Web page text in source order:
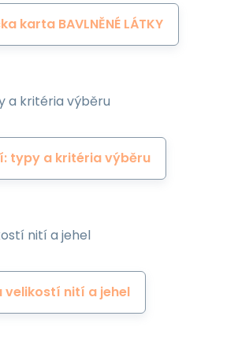
karta BAVLNĚNÉ LÁTKY
a kritéria výběru
typy a kritéria výběru
nití a jehel
velikostí nití a jehel